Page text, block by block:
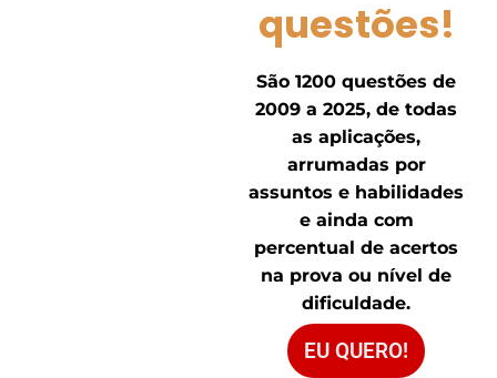
questões!
São 1200 questões de
2009 a 2025, de todas
as aplicações,
arrumadas por
assuntos e habilidades
e ainda com
percentual de acertos
na prova ou nível de
dificuldade.
EU QUERO!